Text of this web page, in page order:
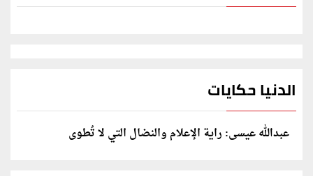
الدنيا حكايات
عبدالله عيسى: راية الإعلام والنضال التي لا تُطوى